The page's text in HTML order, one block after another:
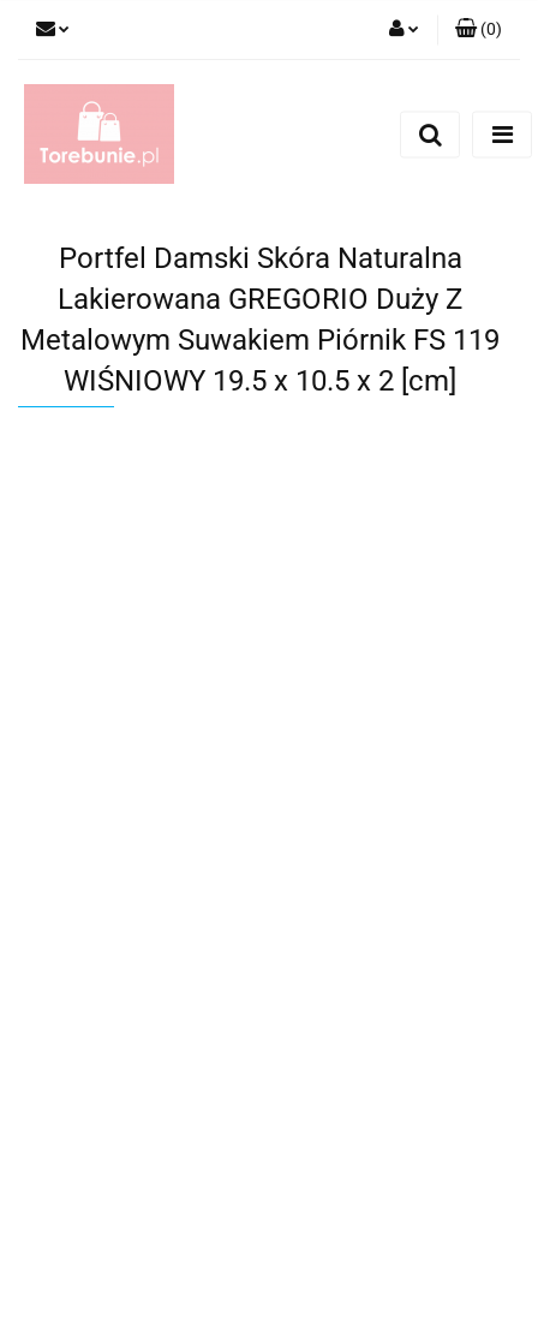
(0)
Portfel Damski Skóra Naturalna
Lakierowana GREGORIO Duży Z
Metalowym Suwakiem Piórnik FS 119
WIŚNIOWY 19.5 x 10.5 x 2 [cm]